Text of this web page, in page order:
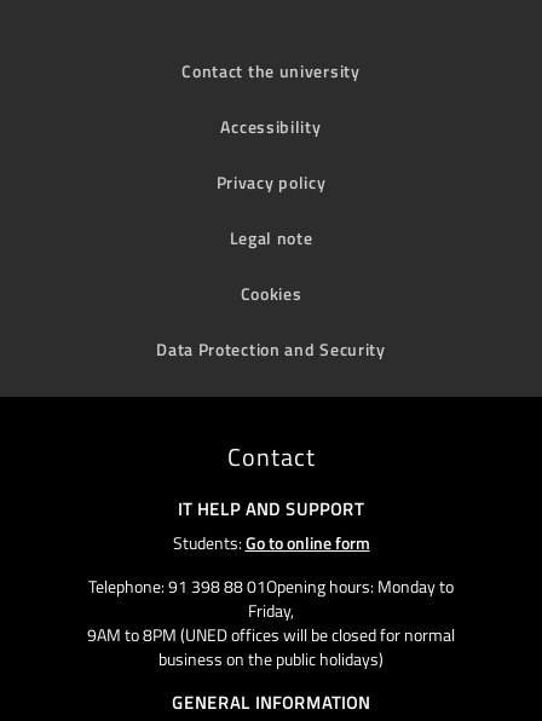
Contact the university
Accessibility
Privacy policy
Legal note
Cookies
Data Protection and Security
Contact
IT HELP AND SUPPORT
Students:Go to online form
Telephone: 91 398 88 01Opening hours: Monday to
Friday,
9AM to 8PM (UNED offices will be closed for normal
business on the public holidays)
GENERAL INFORMATION